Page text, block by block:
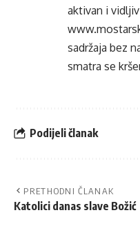
aktivan i
sadržaja bez
smatra se
Podijeli članak
PRETHODNI ČLANAK
Katolici danas slave Božić